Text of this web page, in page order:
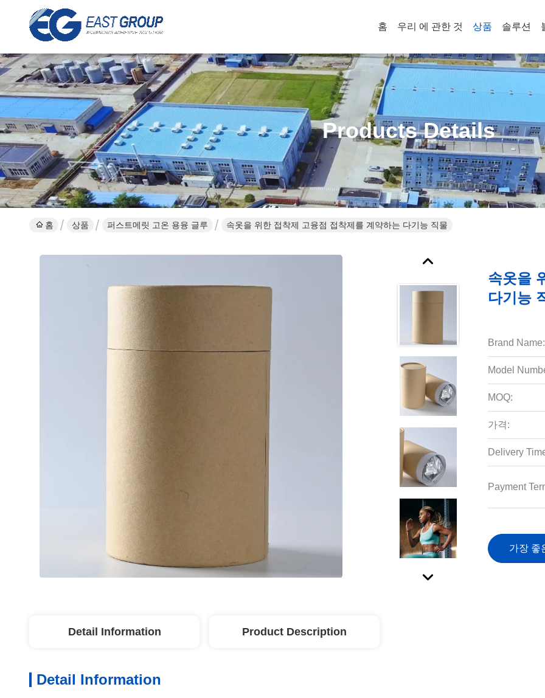
홈 우리 에 관한 것 상품 솔루션
Products Details
홈 상품 퍼스트메릿 고온 용융 글루 속옷을 위한 접착제 고융점 접착제를 계약하는 다기능 직물
속옷을
다기능
Brand Name:
Model
MOQ:
가격:
Delivery
Payment
가장 좋
Detail Information Product Description
Detail Information